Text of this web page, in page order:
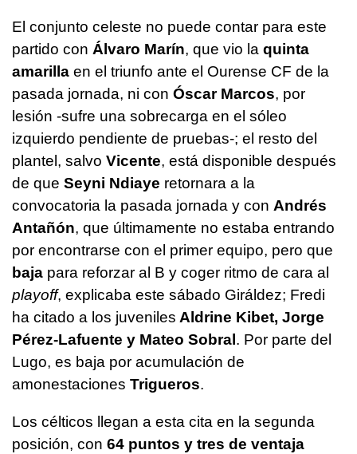
El conjunto celeste no puede contar para este
partido con Álvaro Marín, que vio la quinta
amarilla en el triunfo ante el Ourense CF de la
pasada jornada, ni con Óscar Marcos, por
lesión -sufre una sobrecarga en el sóleo
izquierdo pendiente de pruebas-; el resto del
plantel, salvo Vicente, está disponible después
de que Seyni Ndiaye retornara a la
convocatoria la pasada jornada y con Andrés
Antañón, que últimamente no estaba entrando
por encontrarse con el primer equipo, pero que
baja para reforzar al B y coger ritmo de cara al
playoff, explicaba este sábado Giráldez; Fredi
ha citado a los juveniles Aldrine Kibet, Jorge
Pérez-Lafuente y Mateo Sobral . Por parte del
Lugo, es baja por acumulación de
amonestaciones Trigueros.
Los célticos llegan a esta cita en la segunda
posición, con 64 puntos y tres de ventaja